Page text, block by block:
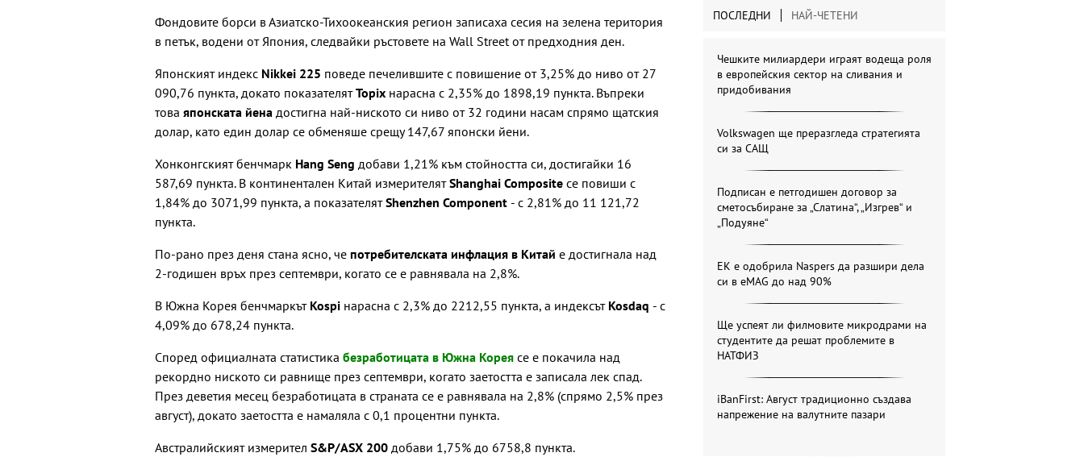
Фондовите борси в Азиатско-Тихоокеанския регион записаха сесия на зелена територия
в петък, водени от Япония, следвайки ръстовете на Wall Street от предходния ден.
Японският индекс Nikkei 225 поведе печелившите с повишение от 3,25% до ниво от 27
090,76 пункта, докато показателятTopix нарасна с 2,35% до 1898,19 пункта. Въпреки
това японската йена достигна най-ниското си ниво от 32 години насам спрямо щатския
долар, като един долар се обменяше срещу 147,67 японски йени.
Хонконгският бенчмарк Hang Seng добави 1,21% към стойността си, достигайки 16
587,69 пункта. В континентален Китай измерителятShanghai Composite се повиши с
1,84% до 3071,99 пункта, а показателятShenzhen Component - с 2,81% до 11 121,72
пункта.
По-рано през деня стана ясно, че потребителската инфлация в Китай е достигнала над
2-годишен връх през септември, когато се е равнявала на 2,8%.
В Южна Корея бенчмаркът Kospi нарасна с 2,3% до 2212,55 пункта, а индексът Kosdaq - с
4,09% до 678,24 пункта.
Според официалната статистика безработицата в Южна Корея се е покачила над
рекордно ниското си равнище през септември, когато заетостта е записала лек спад.
През деветия месец безработицата в страната се е равнявала на 2,8% (спрямо 2,5% през
август), докато заетостта е намаляла с 0,1 процентни пункта.
Австралийският измерител S&P/ASX 200 добави 1,75% до 6758,8 пункта.
ПОСЛЕДНИ НАЙ-ЧЕТЕНИ
Чешките милиардери играят водеща роля
в европейския сектор на сливания и
придобивания
Volkswagen ще преразгледа стратегията
си за САЩ
Подписан е петгодишен договор за
сметосъбиране за „Слатина“, „Изгрев“ и
„Подуяне“
ЕК е одобрила Naspers да разшири дела
си в eMAG до над 90%
Ще успеят ли филмовите микродрами на
студентите да решат проблемите в
НАТФИЗ
iBanFirst: Август традиционно създава
напрежение на валутните пазари